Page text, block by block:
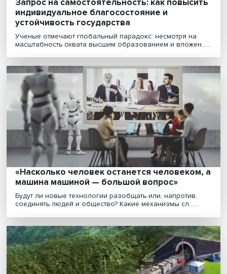
Персонализированное образование:
запросы выдвигают школы
Цифровизация школ идет достаточно быстрыми
что подтверждают мониторинги, проводимые